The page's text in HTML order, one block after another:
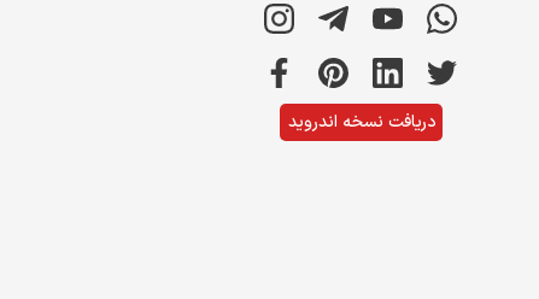
دریافت نسخه اندروید